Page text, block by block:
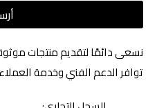
نسعى دائمًا لتقديم منتجات
توافر الدعم الفني وخدمة